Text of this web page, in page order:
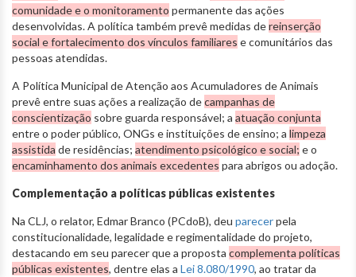
comunidade e o monitoramento permanente das ações
desenvolvidas. A política também prevê medidas dereinserção
social e fortalecimento dos vínculos familiares e comunitários das
pessoas atendidas.
A Política Municipal de Atenção aos Acumuladores de Animais
prevê entre suas ações a realização decampanhas de
conscientização sobre guarda responsável; a atuação conjunta
entre o poder público, ONGs e instituições de ensino; a limpeza
assistida de residências; atendimento psicológico e social; e o
encaminhamento dos animais excedentes para abrigos ou adoção.
Complementação a políticas públicas existentes
Na CLJ, o relator, Edmar Branco (PCdoB), deu parecerpela
constitucionalidade, legalidade e regimentalidade do projeto,
destacando em seu parecer que a proposta complementa políticas
públicas existentes, dentre elas a Lei 8.080/1990, ao tratar da